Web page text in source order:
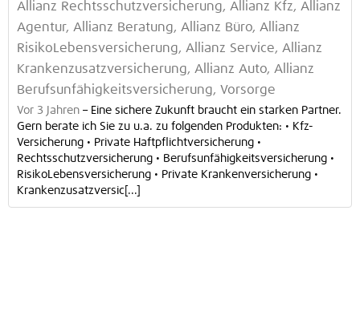
Allianz Rechtsschutzversicherung, Allianz Kfz, Allianz
Agentur, Allianz Beratung, Allianz Büro, Allianz
RisikoLebensversicherung, Allianz Service, Allianz
Krankenzusatzversicherung, Allianz Auto, Allianz
Berufsunfähigkeitsversicherung, Vorsorge
Vor 3 Jahren – Eine sichere Zukunft braucht ein starken Partner.
Gern berate ich Sie zu u.a. zu folgenden Produkten: • Kfz-
Versicherung • Private Haftpflichtversicherung •
Rechtsschutzversicherung • Berufsunfähigkeitsversicherung •
RisikoLebensversicherung • Private Krankenversicherung •
Krankenzusatzversic[...]